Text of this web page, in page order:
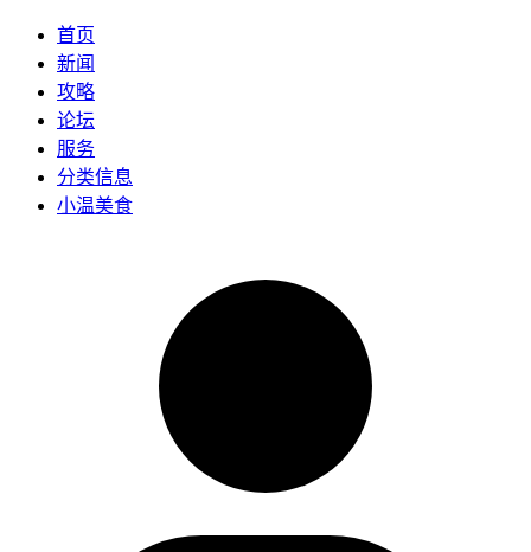
首页
新闻
攻略
论坛
服务
分类信息
小温美食